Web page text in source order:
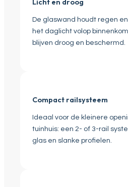
De glaswand houdt regen
het daglicht volop
blijven droog en beschermd.
Compact railsysteem
Ideaal voor de kleinere
tuinhuis: een 2- of 3-rail
glas en slanke profielen.